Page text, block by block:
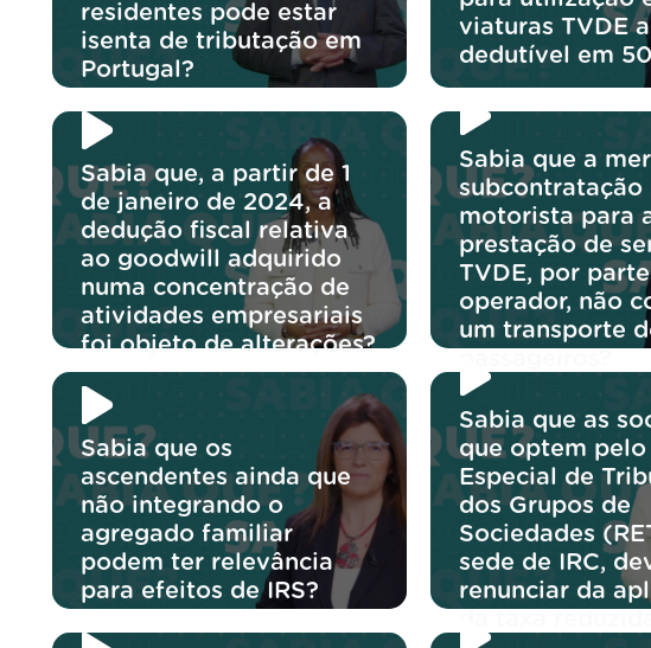
residentes pode estar
isenta de tributação em
Portugal?
viaturas TVDE
dedutível em
Sabia que, a partir de 1
de janeiro de 2024, a
dedução fiscal relativa
ao goodwill adquirido
numa concentração de
atividades empresariais
foi objeto de alterações?
Sabia que a
subcontratação
motorista para
prestação de
TVDE, por
operador, não
um transporte
Sabia que os
ascendentes ainda que
não integrando o
agregado familiar
podem ter relevância
para efeitos de IRS?
Sabia que as
que optem pelo
Especial de
dos Grupos de
Sociedades
sede de IRC,
renunciar da